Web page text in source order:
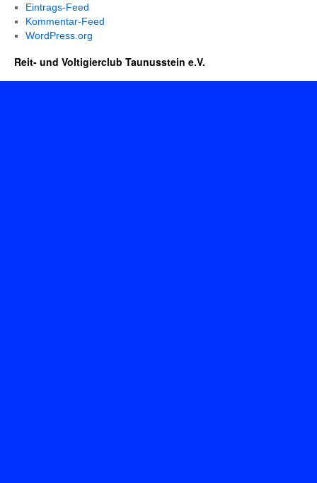
Eintrags-Feed
Kommentar-Feed
WordPress.org
Reit- und Voltigierclub Taunusstein e.V.